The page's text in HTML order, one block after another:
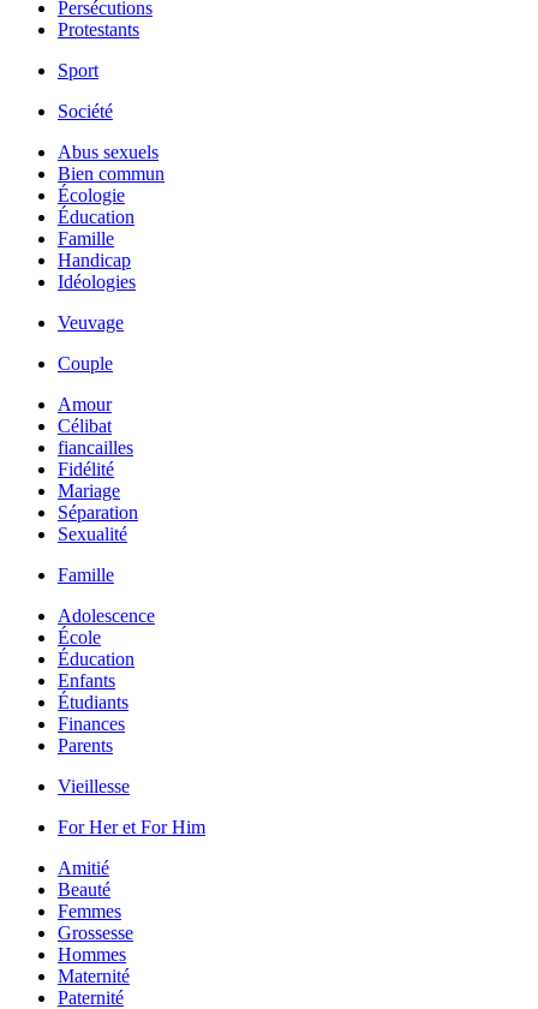
Persécutions
Protestants
Sport
Société
Abus sexuels
Bien commun
Écologie
Éducation
Famille
Handicap
Idéologies
Veuvage
Couple
Amour
Célibat
fiancailles
Fidélité
Mariage
Séparation
Sexualité
Famille
Adolescence
École
Éducation
Enfants
Étudiants
Finances
Parents
Vieillesse
For Her et For Him
Amitié
Beauté
Femmes
Grossesse
Hommes
Maternité
Paternité